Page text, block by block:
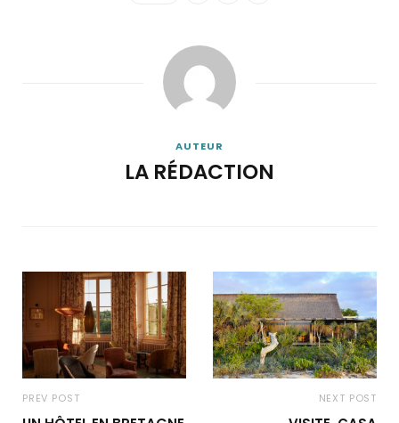
AUTEUR
LA RÉDACTION
PREV POST NEXT POST